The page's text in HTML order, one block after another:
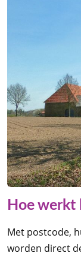
Hoe werkt
Met postcode,
worden direct